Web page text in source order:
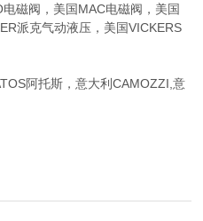
磁阀，美国MAC电磁阀，美国
派克气动液压，美国VICKERS
阿托斯，意大利CAMOZZI,意